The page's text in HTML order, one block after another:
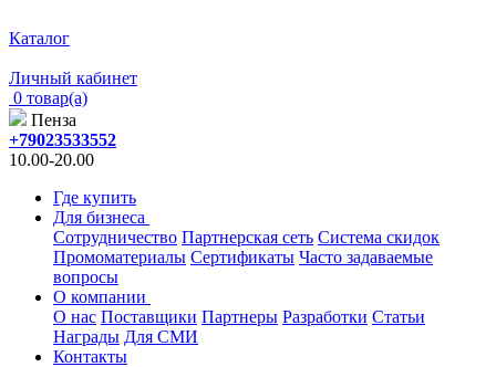
Каталог
Личный кабинет
0 товар(а)
Пенза
+79023533552
10.00-20.00
Где купить
Для бизнеса
Сотрудничество Партнерская сеть Система скидок
Промоматериалы Сертификаты Часто задаваемые
вопросы
О компании
О нас Поставщики Партнеры Разработки Статьи
Награды Для СМИ
Контакты